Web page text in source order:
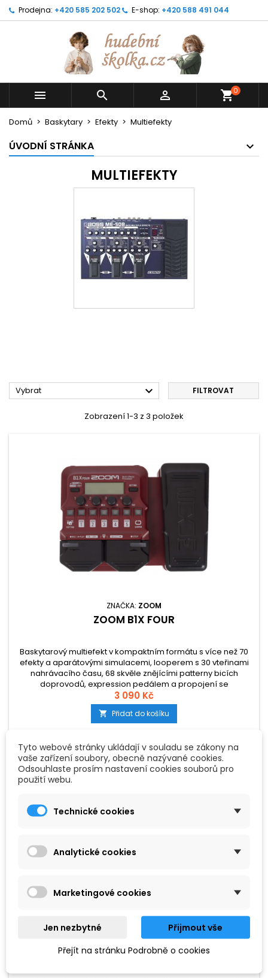
Prodejna: +420 585 202 502 E-shop: +420 588 491 044
   shopping_cart0
Domů Baskytary Efekty Multiefekty
ÚVODNÍ STRÁNKA
MULTIEFEKTY
Vybrat  FILTROVAT
Zobrazení 1-3 z 3 položek
ZNAČKA: ZOOM
ZOOM B1X FOUR
Baskytarový multiefekt v kompaktním formátu s více než 70
efekty a aparátovými simulacemi, looperem s 30 vteřinami
nahrávacího času, 68 skvěle znějícími patterny bicích
doprovodů, expression pedálem a propojení se
softwarem/knihovnou Zoom Guitar Lab.
3 090 Kč
 Přidat do košíku
ZOOM
ZOOM B1 FOUR
Tyto webové stránky ukládají v souladu se zákony na
vaše zařízení soubory, obecně nazývané cookies.
Odsouhlaste prosím nastavení cookies souborů pro
použití webu.
Technické cookies
Analytické cookies
Marketingové cookies
Jen nezbytné
Přijmout vše
Přejít na stránku Podrobně o cookies